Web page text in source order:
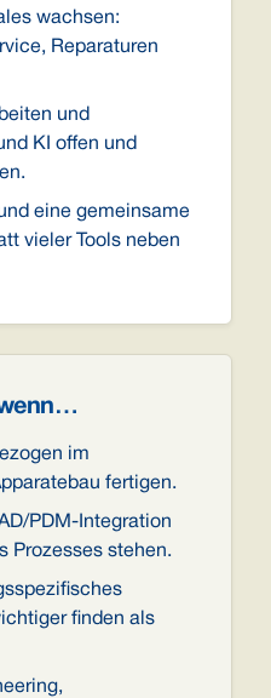
wachsen:
Reparaturen
und
KI offen und
eine gemeinsame
vieler Tools neben
im
fertigen.
PDM-Integration
Prozesses stehen.
finden als